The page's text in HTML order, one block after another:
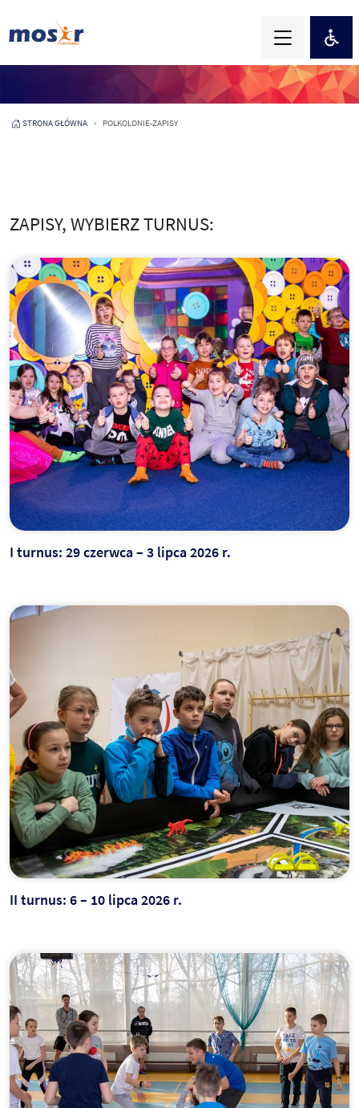
STRONA GŁÓWNA POLKOLONIE-ZAPISY
ZAPISY, WYBIERZ TURNUS:
I turnus: 29 czerwca – 3 lipca 2026 r.
II turnus: 6 – 10 lipca 2026 r.